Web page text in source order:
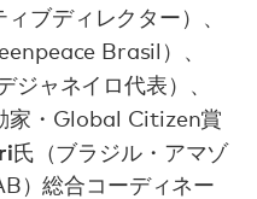
ブディレクター）、
Brasil）、
ジャネイロ代表）、
家・Global Citizen賞
氏（ブラジル・アマゾ
）総合コーディネー